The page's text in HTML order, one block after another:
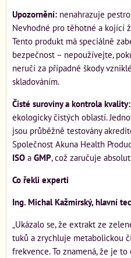
Upozornění: nenahrazuje
Nevhodné pro těhotné a kojící
Tento produkt má speciálně
bezpečnost – nepoužívejte,
neručí za případné škody
skladováním.
Čisté suroviny a kontrola kvality:
ekologicky čistých oblastí.
jsou průběžně testovány
Společnost Akuna Health
ISO a GMP, což zaručuje
Co řekli experti
Ing. Michal Kažmirský, hlavní
„Ukázalo se, že extrakt ze
tuků a zrychluje metabolickou
frekvence. To znamená, že je